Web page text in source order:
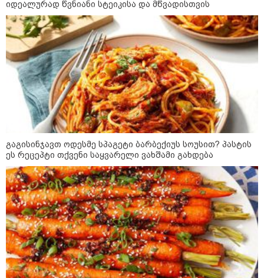
მოზაიკა
იდეალურად წვნიანი სტეიკისა და მწვადისთვის
გაგისინჯავთ ოდესმე სპაგეტი ბარბექიუს სოუსით? პასტის
ეს რეცეპტი თქვენი საყვარელი ვახშამი გახდება